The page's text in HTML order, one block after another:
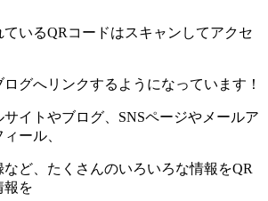
いるQRコードはスキャンしてアクセ
グへリンクするようになっています！
イトやブログ、SNSページやメールア
ール、
など、たくさんのいろいろな情報をQR
報を